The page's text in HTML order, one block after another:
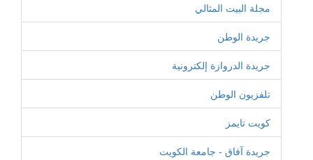
مجلة البيت المثالي
جريدة الوطن
جريدة الدروازة إلكترونية
تلفزيون الوطن
كويت تايمز
جريدة آفاق - جامعة الكويت